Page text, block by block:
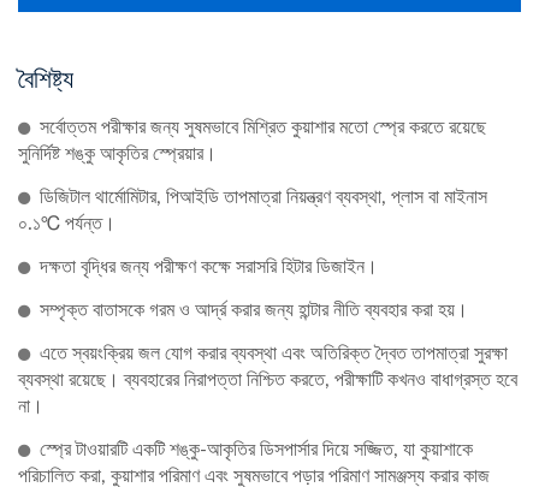
বৈশিষ্ট্য
সর্বোত্তম পরীক্ষার জন্য সুষমভাবে মিশ্রিত কুয়াশার মতো স্প্রে করতে রয়েছে
সুনির্দিষ্ট শঙ্কু আকৃতির স্প্রেয়ার।
ডিজিটাল থার্মোমিটার, পিআইডি তাপমাত্রা নিয়ন্ত্রণ ব্যবস্থা, প্লাস বা মাইনাস
০.১℃ পর্যন্ত।
দক্ষতা বৃদ্ধির জন্য পরীক্ষণ কক্ষে সরাসরি হিটার ডিজাইন।
সম্পৃক্ত বাতাসকে গরম ও আর্দ্র করার জন্য হান্টার নীতি ব্যবহার করা হয়।
এতে স্বয়ংক্রিয় জল যোগ করার ব্যবস্থা এবং অতিরিক্ত দ্বৈত তাপমাত্রা সুরক্ষা
ব্যবস্থা রয়েছে। ব্যবহারের নিরাপত্তা নিশ্চিত করতে, পরীক্ষাটি কখনও বাধাগ্রস্ত হবে
না।
স্প্রে টাওয়ারটি একটি শঙ্কু-আকৃতির ডিসপার্সার দিয়ে সজ্জিত, যা কুয়াশাকে
পরিচালিত করা, কুয়াশার পরিমাণ এবং সুষমভাবে পড়ার পরিমাণ সামঞ্জস্য করার কাজ